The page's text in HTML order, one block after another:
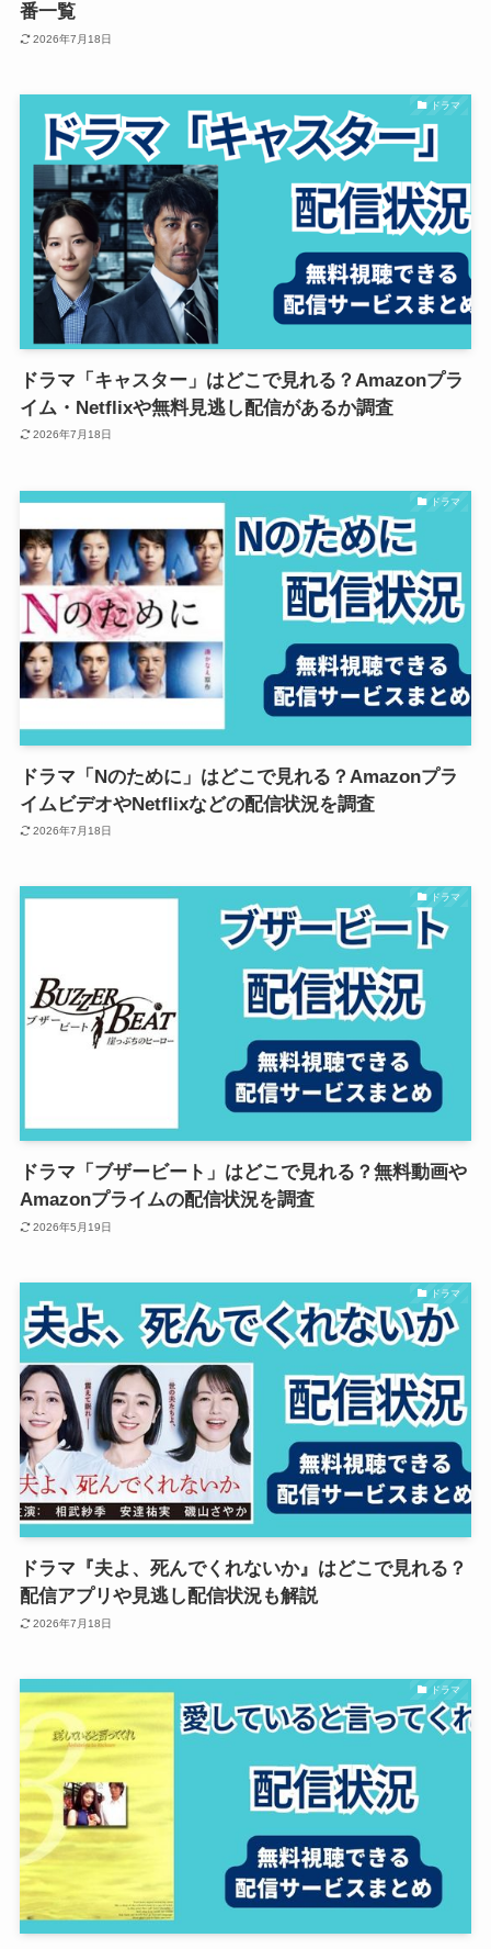
番一覧
2026年7月18日
ドラマ
ドラマ「キャスター」はどこで見れる？Amazonプラ
イム・Netflixや無料見逃し配信があるか調査
2026年7月18日
ドラマ
ドラマ「Nのために」はどこで見れる？Amazonプラ
イムビデオやNetflixなどの配信状況を調査
2026年7月18日
ドラマ
ドラマ「ブザービート」はどこで見れる？無料動画や
Amazonプライムの配信状況を調査
2026年5月19日
ドラマ
ドラマ『夫よ、死んでくれないか』はどこで見れる？
配信アプリや見逃し配信状況も解説
2026年7月18日
ドラマ